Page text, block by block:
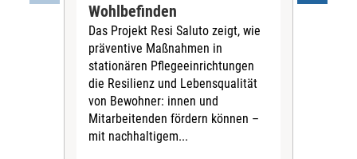
Wohlbefinden
Das Projekt Resi Saluto zeigt, wie
präventive Maßnahmen in
stationären Pflegeeinrichtungen
die Resilienz und Lebensqualität
von Bewohner: innen und
Mitarbeitenden fördern können –
mit nachhaltigem...